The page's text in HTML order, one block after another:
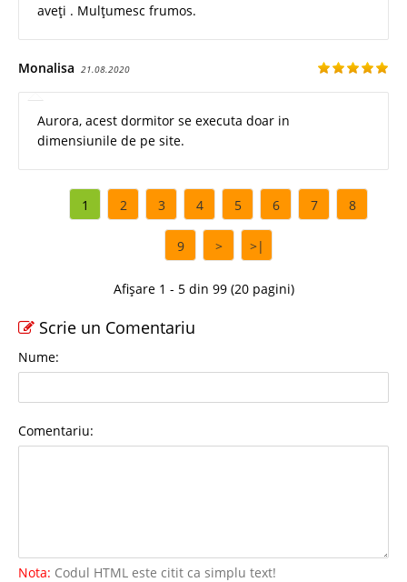
aveți . Mulțumesc frumos.
Monalisa 21.08.2020
Aurora, acest dormitor se executa doar in
dimensiunile de pe site.
1 2 3 4 5 6 7 8
9 > >|
Afișare 1 - 5 din 99 (20 pagini)
Scrie un Comentariu
Nume:
Comentariu:
Nota: Codul HTML este citit ca simplu text!